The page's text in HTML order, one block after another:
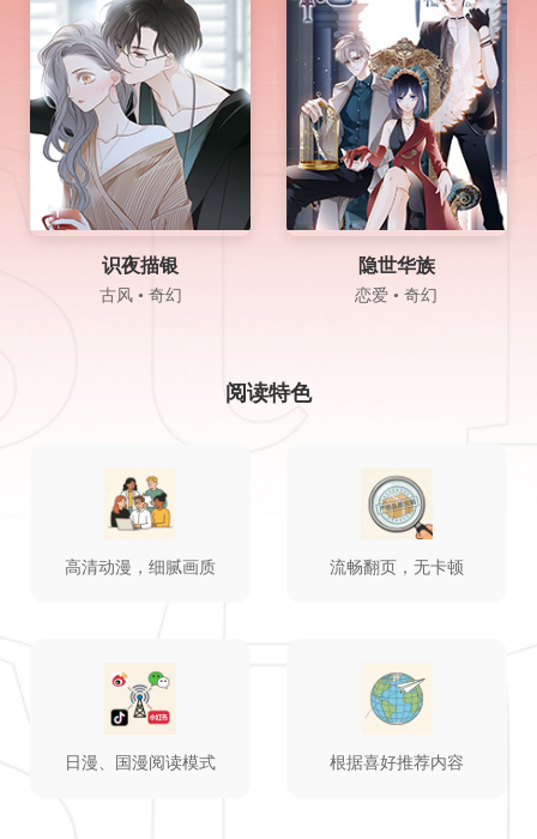
识夜描银
古风 • 奇幻
隐世华族
恋爱 • 奇幻
阅读特色
高清动漫，细腻画质 流畅翻页，无卡顿
日漫、国漫阅读模式 根据喜好推荐内容